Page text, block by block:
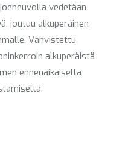
vedetään
joutuu alkuperäinen
Vahvistettu
alkuperäistä
ennenaikaiselta